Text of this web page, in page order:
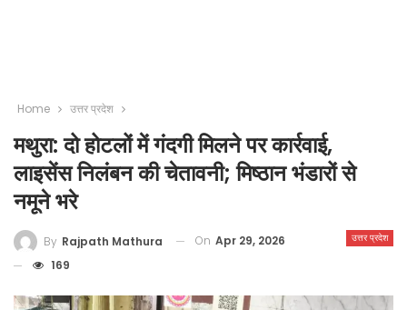
Home उत्तर प्रदेश
मथुरा: दो होटलों में गंदगी मिलने पर कार्रवाई,
लाइसेंस निलंबन की चेतावनी; मिष्ठान भंडारों से
नमूने भरे
उत्तर प्रदेश
By Rajpath Mathura On Apr 29, 2026
169